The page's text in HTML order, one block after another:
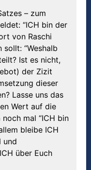
– zum
“ICH bin der
von Raschi
sollt: “Weshalb
Ist es nicht,
der Zizit
dieser
Lasse uns das
Wert auf die
mal “ICH bin
bleibe ICH
und
über Euch